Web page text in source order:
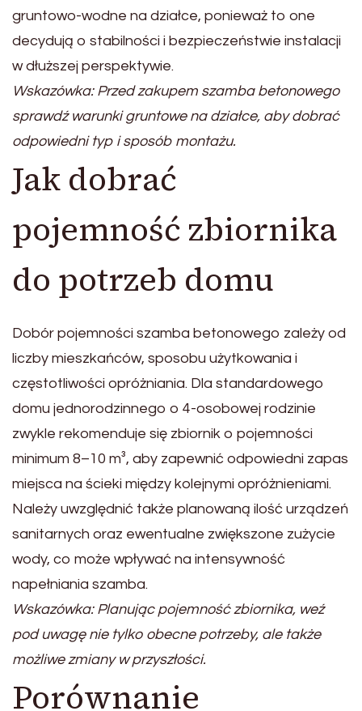
gruntowo-wodne na działce, ponieważ to one
decydują o stabilności i bezpieczeństwie instalacji
w dłuższej perspektywie.
Wskazówka: Przed zakupem szamba betonowego
sprawdź warunki gruntowe na działce, aby dobrać
odpowiedni typ i sposób montażu.
Jak dobrać
pojemność zbiornika
do potrzeb domu
Dobór pojemności szamba betonowego zależy od
liczby mieszkańców, sposobu użytkowania i
częstotliwości opróżniania. Dla standardowego
domu jednorodzinnego o 4-osobowej rodzinie
zwykle rekomenduje się zbiornik o pojemności
minimum 8–10 m³, aby zapewnić odpowiedni zapas
miejsca na ścieki między kolejnymi opróżnieniami.
Należy uwzględnić także planowaną ilość urządzeń
sanitarnych oraz ewentualne zwiększone zużycie
wody, co może wpływać na intensywność
napełniania szamba.
Wskazówka: Planując pojemność zbiornika, weź
pod uwagę nie tylko obecne potrzeby, ale także
możliwe zmiany w przyszłości.
Porównanie